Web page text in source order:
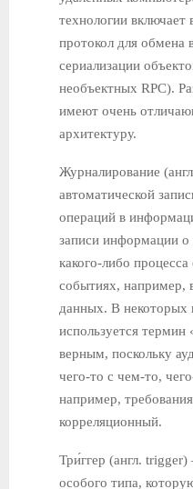
технологии включает
протокол для обмена
сериализации
необъектных RPC).
имеют очень
архитектуру.
Журналирование
автоматической
операций в
записи информации
какого-либо
событиях, например,
данных. В некоторых
используется термин
верным, поскольку
чего-то с чем-то,
например,
корреляционный.
Три́ггер (англ.
особого типа,